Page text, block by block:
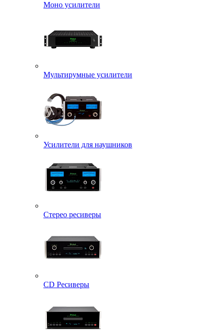
Моно усилители
Мультирумные усилители
Усилители для наушников
Стерео ресиверы
CD Ресиверы